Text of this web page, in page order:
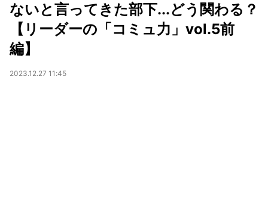
ないと言ってきた部下...どう関わる？
【リーダーの「コミュ力」vol.5前
編】
2023.12.27 11:45